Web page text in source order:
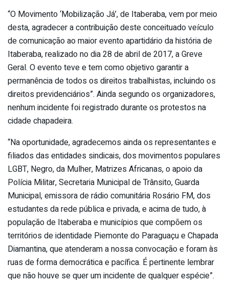
“O Movimento ‘Mobilização Já’, de Itaberaba, vem por meio
desta, agradecer a contribuição deste conceituado veículo
de comunicação ao maior evento apartidário da história de
Itaberaba, realizado no dia 28 de abril de 2017, a Greve
Geral. O evento teve e tem como objetivo garantir a
permanência de todos os direitos trabalhistas, incluindo os
direitos previdenciários”. Ainda segundo os organizadores,
nenhum incidente foi registrado durante os protestos na
cidade chapadeira.
“Na oportunidade, agradecemos ainda os representantes e
filiados das entidades sindicais, dos movimentos populares
LGBT, Negro, da Mulher, Matrizes Africanas, o apoio da
Polícia Militar, Secretaria Municipal de Trânsito, Guarda
Municipal, emissora de rádio comunitária Rosário FM, dos
estudantes da rede pública e privada, e acima de tudo, à
população de Itaberaba e municípios que compõem os
territórios de identidade Piemonte do Paraguaçu e Chapada
Diamantina, que atenderam a nossa convocação e foram às
ruas de forma democrática e pacífica. É pertinente lembrar
que não houve se quer um incidente de qualquer espécie”.